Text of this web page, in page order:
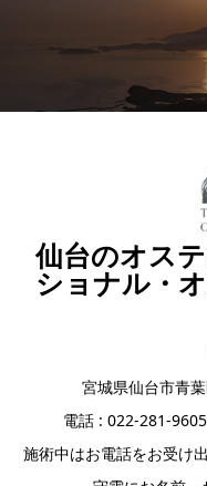
仙台のオス
ショナル・
宮城県仙台市青
電話 : 022-281-
施術中はお電話をお受け